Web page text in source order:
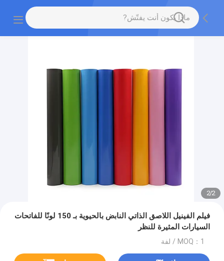
2
/
2
فيلم الفينيل اللاصق الذاتي النابض بالحيوية بـ 150 لونًا للفاتحات
السيارات المثيرة للنظر
MOQ：1 / لفة